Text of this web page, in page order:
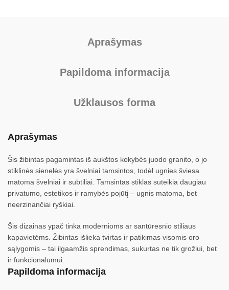
Aprašymas
Papildoma informacija
Užklausos forma
Aprašymas
Šis žibintas pagamintas iš aukštos kokybės juodo granito, o jo
stiklinės sienelės yra švelniai tamsintos, todėl ugnies šviesa
matoma švelniai ir subtiliai. Tamsintas stiklas suteikia daugiau
privatumo, estetikos ir ramybės pojūtį – ugnis matoma, bet
neerzinančiai ryškiai.
Šis dizainas ypač tinka modernioms ar santūresnio stiliaus
kapavietėms. Žibintas išlieka tvirtas ir patikimas visomis oro
sąlygomis – tai ilgaamžis sprendimas, sukurtas ne tik grožiui, bet
ir funkcionalumui.
Papildoma informacija